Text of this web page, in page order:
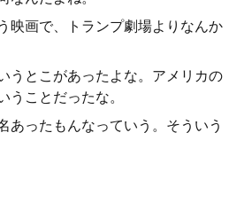
映画で、トランプ劇場よりなんか
うとこがあったよな。アメリカの
うことだったな。
あったもんなっていう。そういう